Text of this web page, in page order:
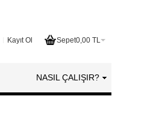
Sepet0,00 TL
Kayıt Ol
NASIL ÇALIŞIR?